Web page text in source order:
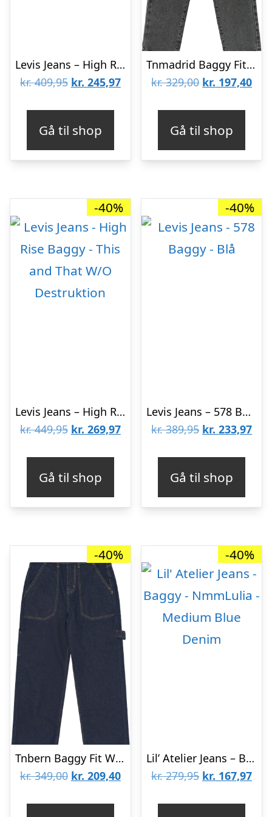
Levis Jeans – High Rise Baggy – This and That W/O Destruction
kr.409,95 Den
var:
kr. 409,95.
kr. 245,97Den
kr. 245,97.
Gå til shop
Tnmadrid Baggy Fit Jeans
kr.329,00 Den
var:
kr. 329,00.
kr. 197,40Den
kr.
Gå til shop
-40%
Levis Jeans – High Rise Baggy – This and That W/O Destruktion
kr.449,95 Den
var:
kr. 449,95.
kr. 269,97Den
kr. 269,97.
Gå til shop
-40%
Levis Jeans – 578 Baggy – Blå
kr.389,95 Den
var:
kr. 389,95.
kr. 233,97Den
kr.
Gå til shop
-40%
Tnbern Baggy Fit Worker Jeans
kr.349,00 Den
kr. 209,40Den
-40%
Lil’ Atelier Jeans – Baggy – NmmLulia – Medium Blue Denim
kr.279,95 Den
kr. 167,97Den